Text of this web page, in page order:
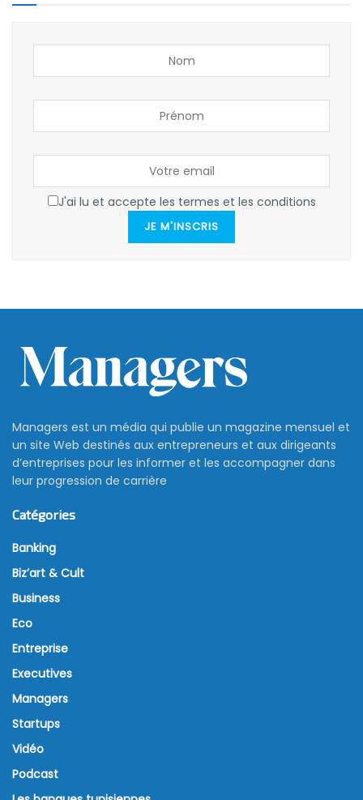
J'ai lu et accepte les termes et les conditions
JE M'INSCRIS
Managers est un média qui publie un magazine mensuel et
un site Web destinés aux entrepreneurs et aux dirigeants
d’entreprises pour les informer et les accompagner dans
leur progression de carrière
Catégories
Banking
Biz’art & Cult
Business
Eco
Entreprise
Executives
Managers
Startups
Vidéo
Podcast